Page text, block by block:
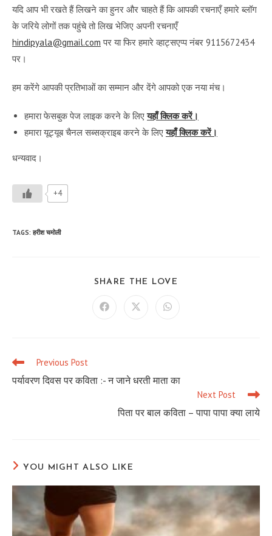
यदि आप भी रखते हैं लिखने का हुनर और चाहते हैं कि आपकी रचनाएँ हमारे ब्लॉग
के जरिये लोगों तक पहुंचे तो लिख भेजिए अपनी रचनाएँ
hindipyala@gmail.com पर या फिर हमारे व्हाट्सएप्प नंबर 9115672434
पर।
हम करेंगे आपकी प्रतिभाओं का सम्मान और देंगे आपको एक नया मंच।
हमारा फेसबुक पेज लाइक करने के लिएयहाँ क्लिक करें।
हमारा यूट्यूब चैनल सब्सक्राइब करने के लिएयहाँ क्लिक करें।
धन्यवाद।
+4
TAGS: हरीश चमोली
SHARE THE LOVE
Opens Opens Opens
Read
more
articles
Previous Post
पर्यावरण दिवस पर कविता :- न जाने धरती माता का
Next Post
पिता पर बाल कविता – पापा पापा क्या लाये
YOU MIGHT ALSO LIKE